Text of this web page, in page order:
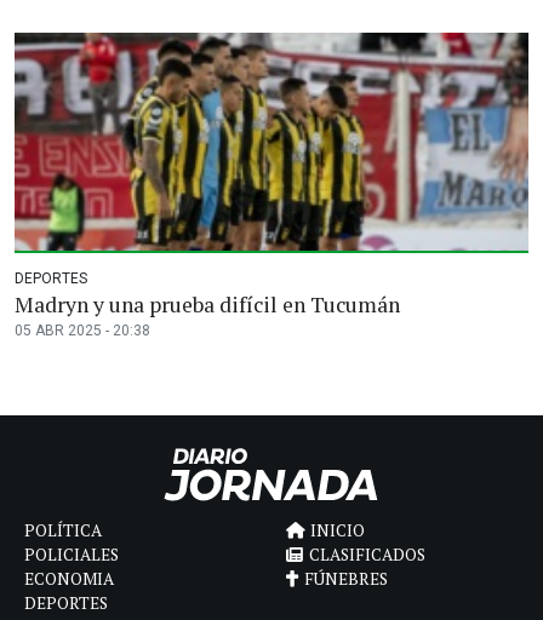
DEPORTES
Madryn y una prueba difícil en Tucumán
05 ABR 2025 - 20:38
POLÍTICA
POLICIALES
ECONOMIA
DEPORTES
INICIO
CLASIFICADOS
FÚNEBRES